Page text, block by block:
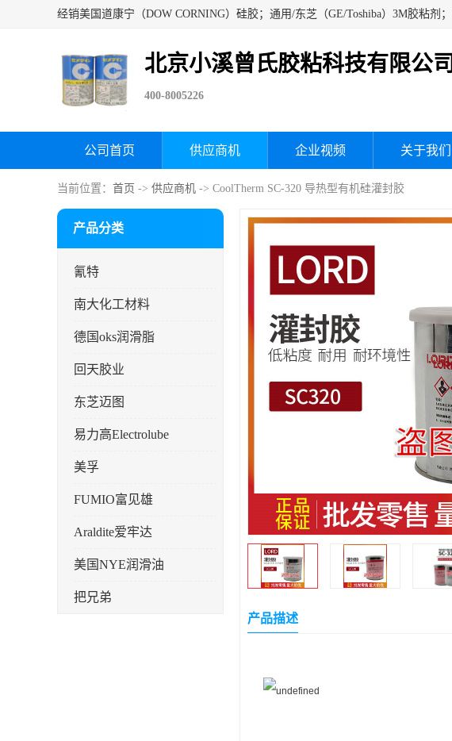
北京小溪曾氏胶粘科技有限公司
400-8005226
公司首页 供应商机 企业视频 关于我们
当前位置： 首页 -> 供应商机 -> CoolTherm SC-320 导热型有机硅灌封胶
产品分类
氰特
南大化工材料
德国oks润滑脂
回天胶业
东芝迈图
易力高Electrolube
美孚
FUMIO富见雄
Araldite爱牢达
美国NYE润滑油
把兄弟
产品描述